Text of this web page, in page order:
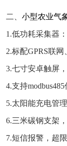
二、 小型农业气
1.低功耗采集器
2.标配GPRS联
3.七寸安卓触屏
4.支持
5.太阳能充电管
6.三米碳钢支架
7.短信报警，超